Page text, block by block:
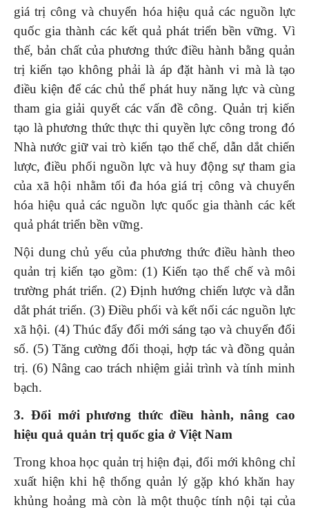
giá trị công và chuyển hóa hiệu quả các nguồn lực
quốc gia thành các kết quả phát triển bền vững. Vì
thế, bản chất của phương thức điều hành bằng quản
trị kiến tạo không phải là áp đặt hành vi mà là tạo
điều kiện để các chủ thể phát huy năng lực và cùng
tham gia giải quyết các vấn đề công. Quản trị kiến
tạo là phương thức thực thi quyền lực công trong đó
Nhà nước giữ vai trò kiến tạo thể chế, dẫn dắt chiến
lược, điều phối nguồn lực và huy động sự tham gia
của xã hội nhằm tối đa hóa giá trị công và chuyển
hóa hiệu quả các nguồn lực quốc gia thành các kết
quả phát triển bền vững.
Nội dung chủ yếu của phương thức điều hành theo
quản trị kiến tạo gồm: (1) Kiến tạo thể chế và môi
trường phát triển. (2) Định hướng chiến lược và dẫn
dắt phát triển. (3) Điều phối và kết nối các nguồn lực
xã hội. (4) Thúc đẩy đổi mới sáng tạo và chuyển đổi
số. (5) Tăng cường đối thoại, hợp tác và đồng quản
trị. (6) Nâng cao trách nhiệm giải trình và tính minh
bạch.
3. Đổi mới phương thức điều hành, nâng cao
hiệu quả quản trị quốc gia ở Việt Nam
Trong khoa học quản trị hiện đại, đổi mới không chỉ
xuất hiện khi hệ thống quản lý gặp khó khăn hay
khủng hoảng mà còn là một thuộc tính nội tại của